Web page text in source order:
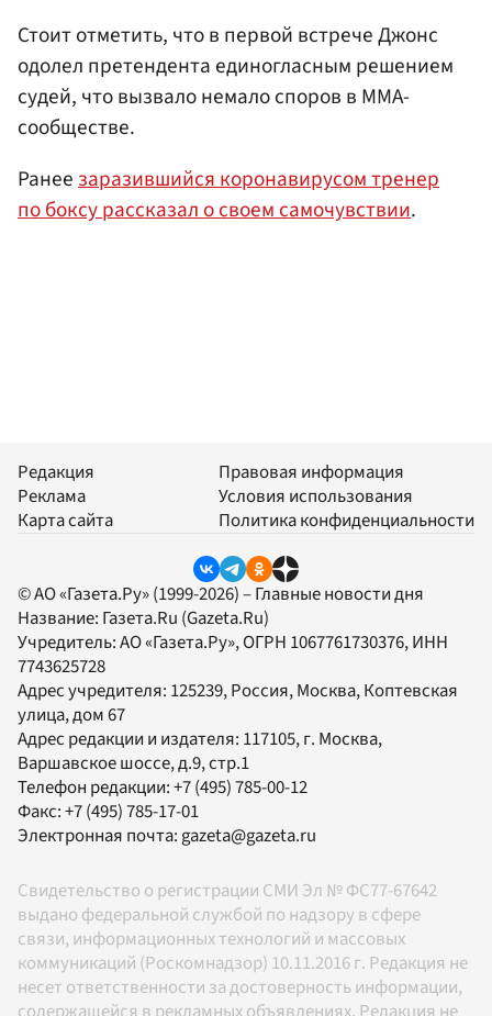
Стоит отметить, что в первой встрече Джонс
одолел претендента единогласным решением
судей, что вызвало немало споров в ММА-
сообществе.
Ранеезаразившийся коронавирусом тренер
по боксу рассказал о своем самочувствии.
Редакция
Реклама
Карта сайта
Правовая информация
Условия использования
Политика конфиденциальности
© АО «Газета.Ру» (1999-2026) – Главные новости дня
Название: Газета.Ru (Gazeta.Ru)
Учредитель:АО «Газета.Ру», ОГРН 1067761730376, ИНН
7743625728
Адрес учредителя: 125239, Россия, Москва, Коптевская
улица, дом 67
Адрес редакции и издателя: 117105, г. Москва,
Варшавское шоссе, д.9, стр.1
Телефон редакции:+7 (495) 785-00-12
Факс:+7 (495) 785-17-01
Электронная почта: gazeta@gazeta.ru
Свидетельство о регистрации СМИ Эл № ФС77-67642
выдано федеральной службой по надзору в сфере
связи, информационных технологий и массовых
коммуникаций (Роскомнадзор) 10.11.2016 г. Редакция не
несет ответственности за достоверность информации,